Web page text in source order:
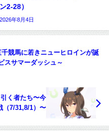
ン2-28）
2026年8月4日
競馬に若きニューヒロインが誕
スサマーダッシュ～
く者たち〜今
（7/31,8/1）〜